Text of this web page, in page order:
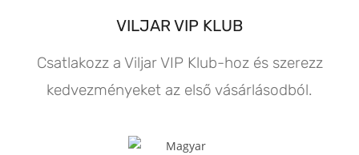
VILJAR VIP KLUB
Csatlakozz a Viljar VIP Klub-hoz és szerezz
kedvezményeket az első vásárlásodból.